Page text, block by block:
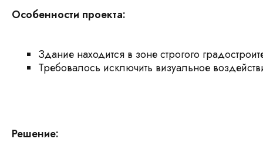
Особенности проекта:
Здание находится в зоне строгого
Требовалось исключить визуальное
Решение: